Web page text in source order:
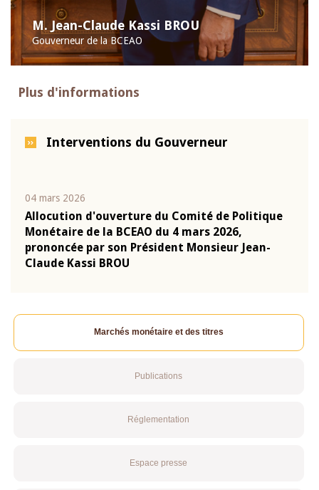
M. Jean-Claude Kassi BROU
Gouverneur de la BCEAO
Plus d'informations
Interventions du Gouverneur
04 mars 2026
Allocution d'ouverture du Comité de Politique
Monétaire de la BCEAO du 4 mars 2026,
prononcée par son Président Monsieur Jean-
Claude Kassi BROU
Marchés monétaire et des titres
Publications
Réglementation
Espace presse